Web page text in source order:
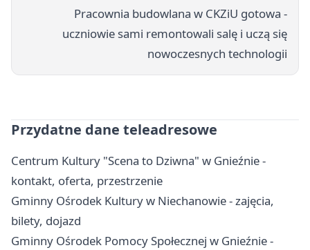
Pracownia budowlana w CKZiU gotowa -
uczniowie sami remontowali salę i uczą się
nowoczesnych technologii
Przydatne dane teleadresowe
Centrum Kultury "Scena to Dziwna" w Gnieźnie -
kontakt, oferta, przestrzenie
Gminny Ośrodek Kultury w Niechanowie - zajęcia,
bilety, dojazd
Gminny Ośrodek Pomocy Społecznej w Gnieźnie -